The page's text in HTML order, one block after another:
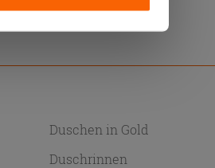
Duschen in Gold
Duschrinnen